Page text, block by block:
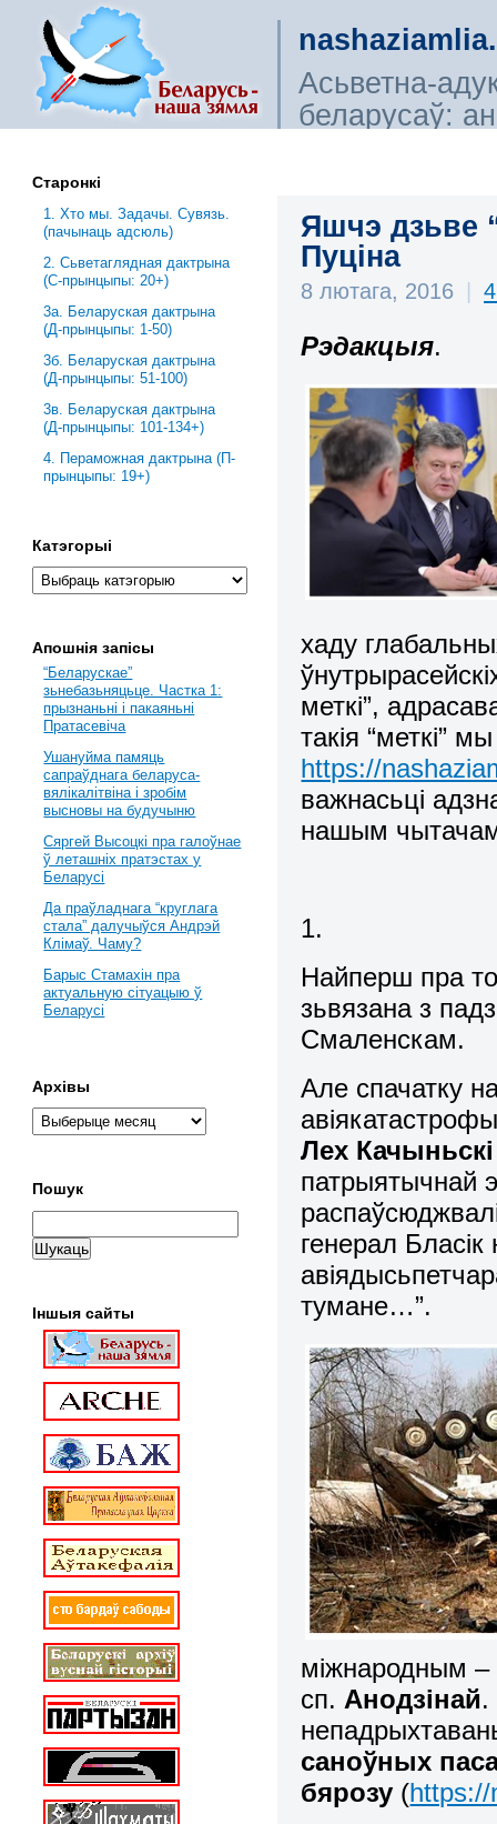
Асьветна-
беларусаў:
Яшчэ дзьве
Пуціна
8 лютага, 2016 |
Рэдакцыя.
хаду
меткі”,
такія “меткі”
https://
важнасьці
нашым
1.
Найперш пра
зьвязана з
Смаленскам.
Але спачатку
Лех
патрыятычнай
генерал Бласік
тумане…”.
міжнародным –
сп. Анодзінай.
саноўных
бярозу (https://
Старонкі
1. Хто мы. Задачы. Сувязь.
(пачынаць адсюль)
2. Сьветаглядная дактрына
(С-прынцыпы: 20+)
3a. Беларуская дактрына
(Д-прынцыпы: 1-50)
3б. Беларуская дактрына
(Д-прынцыпы: 51-100)
3в. Беларуская дактрына
(Д-прынцыпы: 101-134+)
4. Пераможная дактрына (П-
прынцыпы: 19+)
Катэгорыі
Апошнія запісы
“Беларускае”
зьнебазьняцьце. Частка 1:
прызнаньні і пакаяньні
Пратасевіча
Ушануйма памяць
сапраўднага беларуса-
вялікалітвіна і зробім
высновы на будучыню
Сяргей Высоцкі пра галоўнае
ў леташніх пратэстах у
Беларусі
Да праўладнага “круглага
стала” далучыўся Андрэй
Клімаў. Чаму?
Барыс Стамахін пра
актуальную сітуацыю ў
Беларусі
Архівы
Пошук
Іншыя сайты